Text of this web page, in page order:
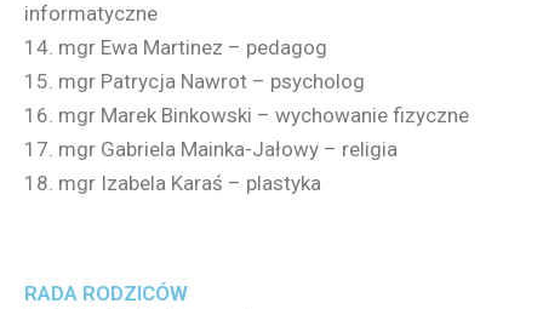
informatyczne
14. mgr Ewa Martinez – pedagog
15. mgr Patrycja Nawrot – psycholog
16. mgr Marek Binkowski – wychowanie fizyczne
17. mgr Gabriela Mainka-Jałowy – religia
18. mgr Izabela Karaś – plastyka
RADA RODZICÓW